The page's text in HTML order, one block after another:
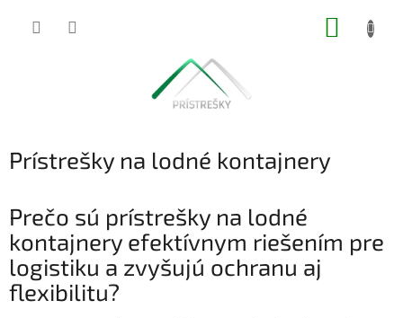
Prístrešky na lodné kontajnery
Prečo sú prístrešky na lodné
kontajnery efektívnym riešením pre
logistiku a zvyšujú ochranu aj
flexibilitu?